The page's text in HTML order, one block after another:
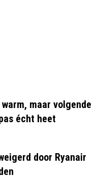
maar volgende
écht heet
door Ryanair